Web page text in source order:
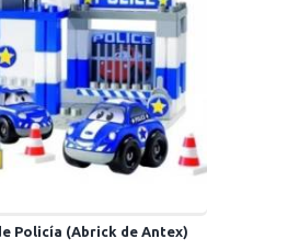
Policía (Abrick de Antex)